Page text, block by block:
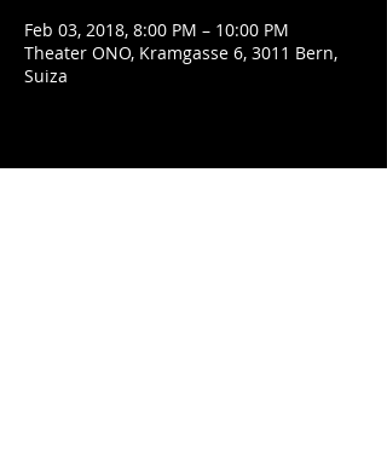
Feb 03, 2018, 8:00 PM – 10:00 PM
Theater ONO, Kramgasse 6, 3011 Bern,
Suiza